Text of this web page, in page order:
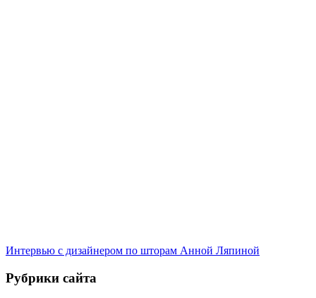
Интервью с дизайнером по шторам Анной Ляпиной
Рубрики сайта